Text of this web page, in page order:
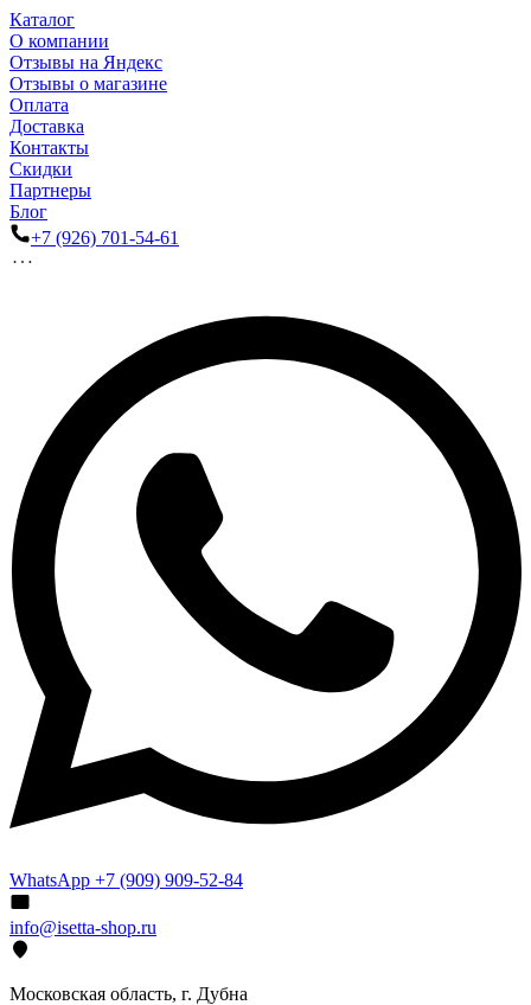
Каталог
О компании
Отзывы на Яндекс
Отзывы о магазине
Оплата
Доставка
Контакты
Скидки
Партнеры
Блог
+7 (926) 701-54-61
WhatsApp +7 (909) 909-52-84
info@isetta-shop.ru
Московская область, г. Дубна